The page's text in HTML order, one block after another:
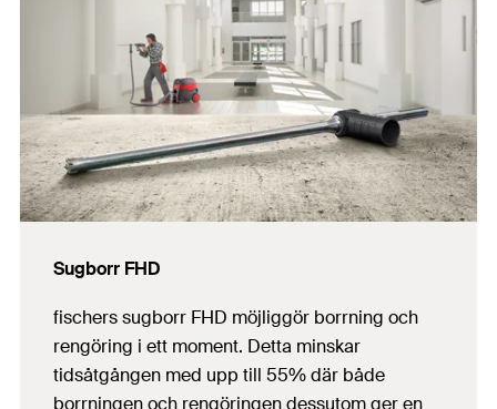
Sugborr FHD
fischers sugborr FHD möjliggör borrning och
rengöring i ett moment. Detta minskar
tidsåtgången med upp till 55% där både
borrningen och rengöringen dessutom ger en